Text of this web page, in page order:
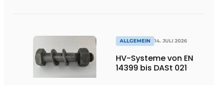
ALLGEMEIN 14. JULI 2026
HV-Systeme von EN
14399 bis DASt 021